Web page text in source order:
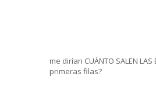
me dirían CUÁNTO SALEN LAS
primeras filas?